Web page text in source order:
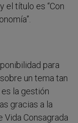
el título es “Con
para
un tema tan
la gestión
gracias a la
Vida Consagrada